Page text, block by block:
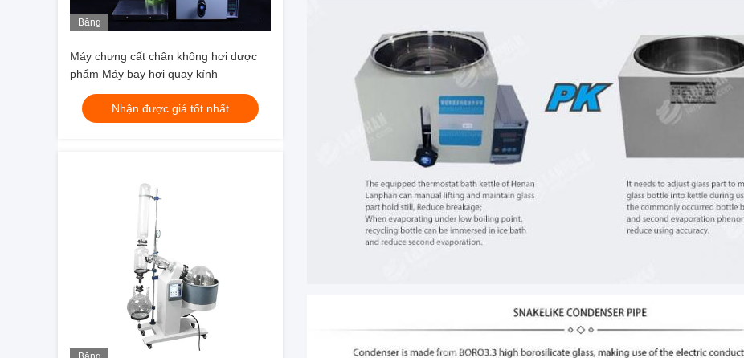
Băng
Máy chưng cất chân không hơi dược
phẩm Máy bay hơi quay kính
Nhận được giá tốt nhất